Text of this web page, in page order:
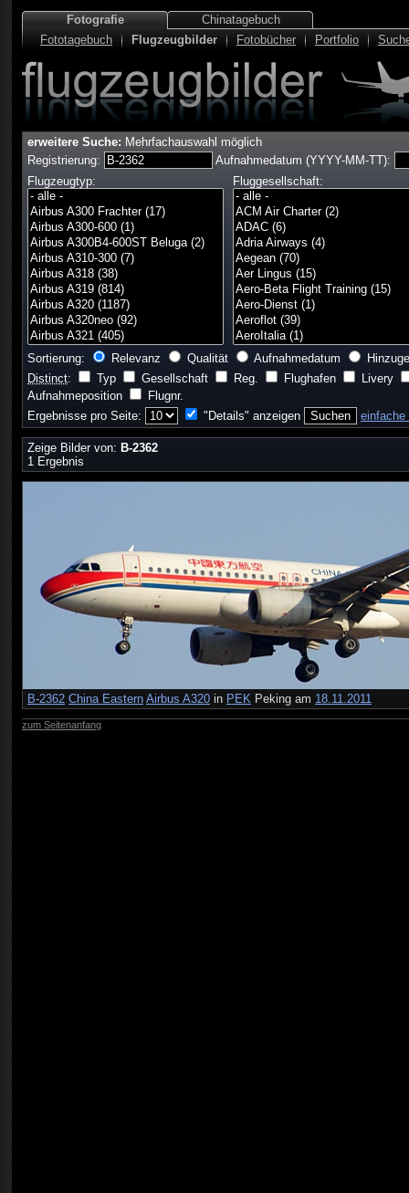
Fotografie
Chinatagebuch
Fototagebuch
Flugzeugbilder Fotobücher Portfolio
erweitere Suche: Mehrfachauswahl möglich
Registrierung:
Aufnahmedatum (YYYY-MM-TT):
Flugzeugtyp:
Fluggesellschaft:
Sortierung: Relevanz Qualität Aufnahmedatum
Distinct: Typ Gesellschaft Reg. Flughafen
Livery
Aufnahmeposition
Flugnr.
Ergebnisse pro Seite:
"Details" anzeigen einfache
Zeige Bilder von: B-2362
1 Ergebnis
B-2362 China Eastern Airbus A320 in PEK Peking am 18.11.2011
zum Seitenanfang